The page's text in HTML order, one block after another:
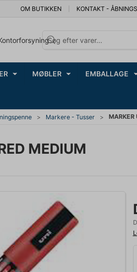
OM BUTIKKEN KONTAKT -
MØBLER EMBALLAGE
Markere - Tusser MARKER
MEDIUM